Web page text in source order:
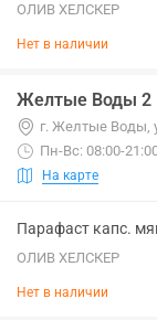
ОЛИВ ХЕЛСКЕР
Нет в наличии
Желтые Воды 2
г. Желтые Воды,
Пн-Вс: 08:00-
На карте
Парафаст капс.
ОЛИВ ХЕЛСКЕР
Нет в наличии